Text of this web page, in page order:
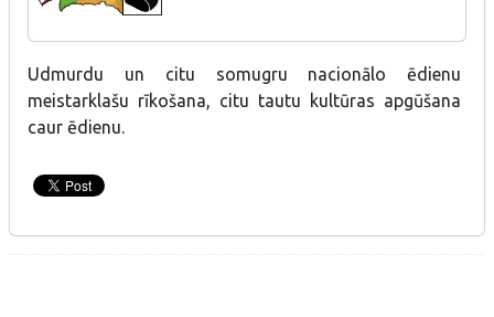
Udmurdu un citu somugru nacionālo ēdienu
meistarklašu rīkošana, citu tautu kultūras apgūšana
caur ēdienu.